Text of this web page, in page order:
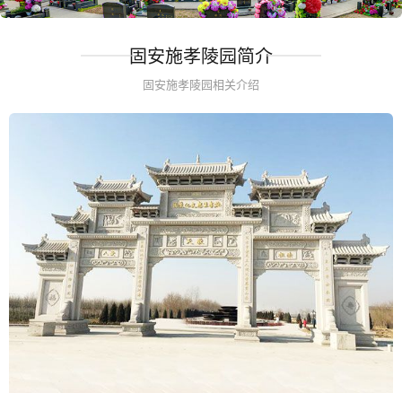
固安施孝陵园简介
固安施孝陵园相关介绍